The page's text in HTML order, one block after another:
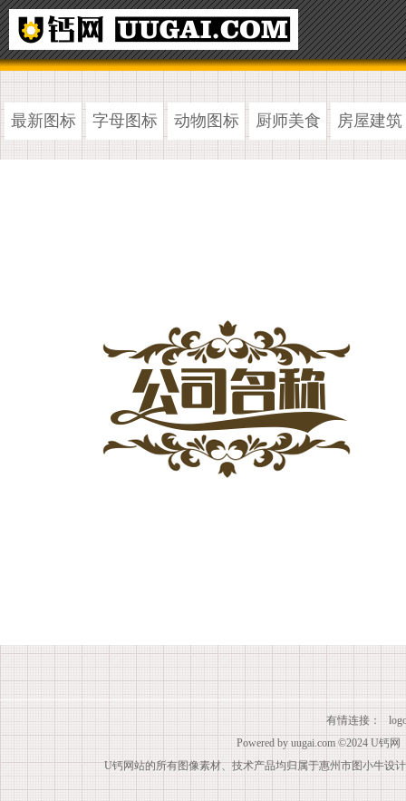
最新图标 字母图标 动物图标 厨师美食 房屋建筑
有情连接：
Powered by uugai.com ©2024 U钙网
U钙网站的所有图像素材、技术产品均归属于惠州市图小牛设